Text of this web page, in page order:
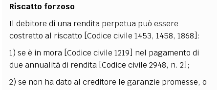
Riscatto forzoso
Il debitore di una rendita perpetua può essere
costretto al riscatto [Codice civile 1453, 1458, 1868]:
1) se è in mora [Codice civile 1219] nel pagamento di
due annualità di rendita [Codice civile 2948, n. 2];
2) se non ha dato al creditore le garanzie promesse, o